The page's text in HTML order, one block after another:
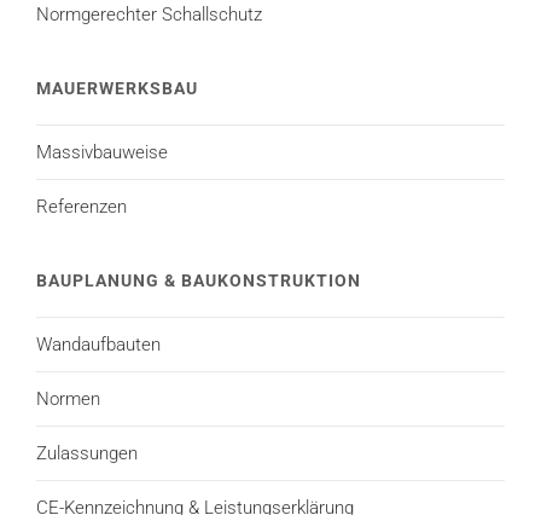
Normgerechter Schallschutz
MAUERWERKSBAU
Massivbauweise
Referenzen
BAUPLANUNG & BAUKONSTRUKTION
Wandaufbauten
Normen
Zulassungen
CE-Kennzeichnung & Leistungserklärung